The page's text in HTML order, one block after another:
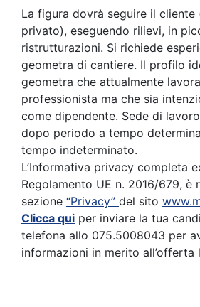
La figura dovrà seguire il cliente
privato), eseguendo rilievi, in
ristrutturazioni. Si richiede
geometra di cantiere. Il profilo
geometra che attualmente
professionista ma che sia
come dipendente. Sede di
dopo periodo a tempo
tempo indeterminato.
L’Informativa privacy completa
Regolamento UE n. 2016/679, è
sezione “Privacy” del sito
Clicca qui per inviare la tua
telefona allo 075.5008043 per
informazioni in merito all’offerta